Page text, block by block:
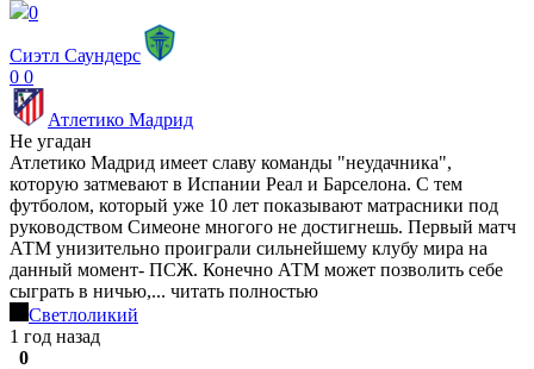
0
Сиэтл Саундерс
0 0
Атлетико Мадрид
Не угадан
Атлетико Мадрид имеет славу команды "неудачника",
которую затмевают в Испании Реал и Барселона. С тем
футболом, который уже 10 лет показывают матрасники под
руководством Симеоне многого не достигнешь. Первый матч
АТМ унизительно проиграли сильнейшему клубу мира на
данный момент- ПСЖ. Конечно АТМ может позволить себе
сыграть в ничью,... читать полностью
Светлоликий
1 год назад
0